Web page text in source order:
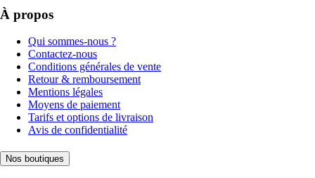
À propos
Qui sommes-nous ?
Contactez-nous
Conditions générales de vente
Retour & remboursement
Mentions légales
Moyens de paiement
Tarifs et options de livraison
Avis de confidentialité
Nos boutiques